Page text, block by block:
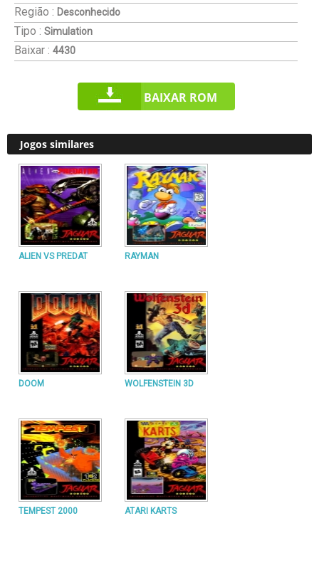
Região : Desconhecido
Tipo : Simulation
Baixar : 4430
BAIXAR ROM
Jogos similares
ALIEN VS PREDAT RAYMAN
DOOM WOLFENSTEIN 3D
TEMPEST 2000 ATARI KARTS